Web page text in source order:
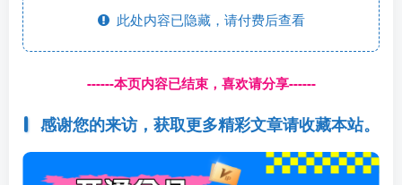
此处内容已隐藏，请付费后查看
------本页内容已结束，喜欢请分享------
感谢您的来访，获取更多精彩文章请收藏本站。